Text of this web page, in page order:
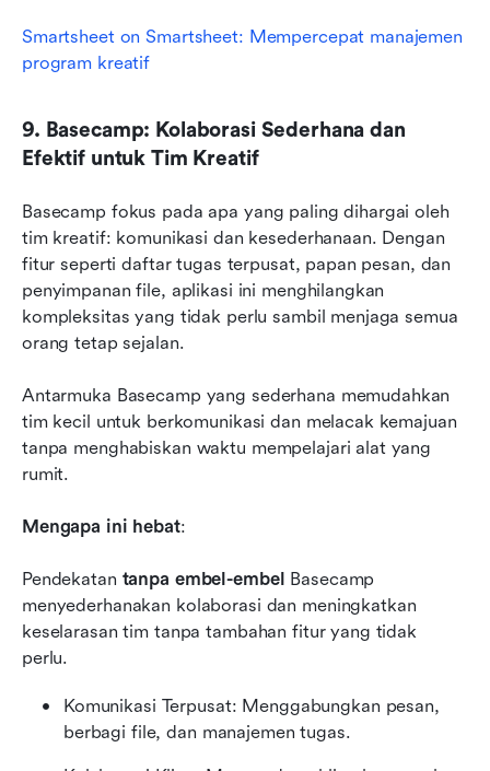
Smartsheet on Smartsheet: Mempercepat manajemen
program kreatif
9. Basecamp: Kolaborasi Sederhana dan
Efektif untuk Tim Kreatif
Basecamp fokus pada apa yang paling dihargai oleh
tim kreatif: komunikasi dan kesederhanaan. Dengan
fitur seperti daftar tugas terpusat, papan pesan, dan
penyimpanan file, aplikasi ini menghilangkan
kompleksitas yang tidak perlu sambil menjaga semua
orang tetap sejalan.
Antarmuka Basecamp yang sederhana memudahkan
tim kecil untuk berkomunikasi dan melacak kemajuan
tanpa menghabiskan waktu mempelajari alat yang
rumit.
Mengapa ini hebat:
Pendekatan tanpa embel-embel Basecamp
menyederhanakan kolaborasi dan meningkatkan
keselarasan tim tanpa tambahan fitur yang tidak
perlu.
Komunikasi Terpusat: Menggabungkan pesan,
berbagi file, dan manajemen tugas.